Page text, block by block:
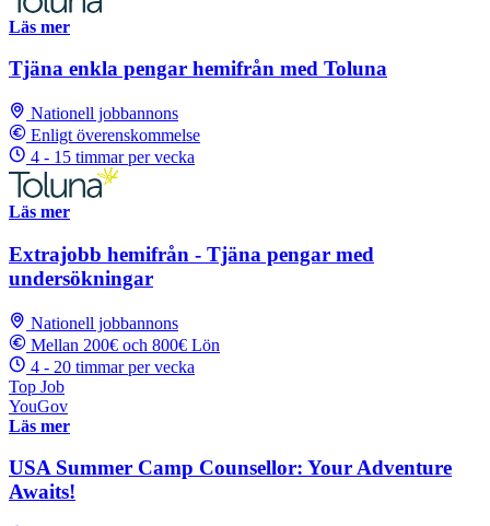
Läs mer
Tjäna enkla pengar hemifrån med Toluna
Nationell jobbannons
Enligt överenskommelse
4 - 15 timmar per vecka
Läs mer
Extrajobb hemifrån - Tjäna pengar med
undersökningar
Nationell jobbannons
Mellan 200€ och 800€ Lön
4 - 20 timmar per vecka
Top Job
YouGov
Läs mer
USA Summer Camp Counsellor: Your Adventure
Awaits!